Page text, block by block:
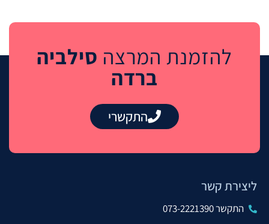
להזמנת המרצה סילביה
ברדה
התקשרי
ליצירת קשר
התקשר 073-2221390